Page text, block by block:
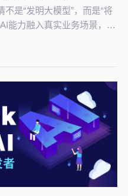
是“发明大模型”，而是“将
能力融入真实业务场景，拉